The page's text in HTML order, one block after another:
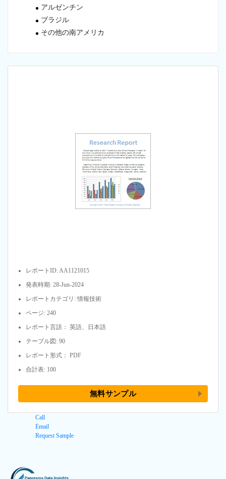
アルゼンチン
ブラジル
その他の南アメリカ
レポートID: AA1121015
発表時期: 28-Jun-2024
レポートカテゴリ: 情報技術
ページ: 240
レポート言語： 英語、日本語
テーブル図: 90
レポート形式： PDF
合計表: 100
無料サンプル
Call
Email
Request Sample